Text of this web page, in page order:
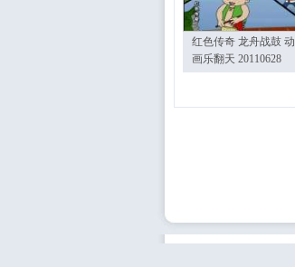
红色传奇 龙舟战鼓 动
画乐翻天 20110628